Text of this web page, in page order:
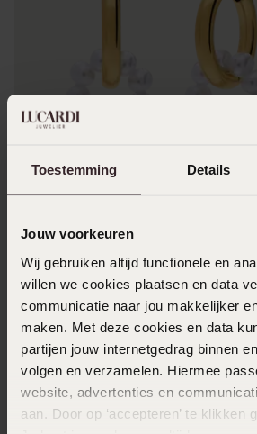
Toestemming Details
Jouw voorkeuren
Wij gebruiken altijd functionele en
willen we cookies plaatsen en data
communicatie naar jou makkelijker
maken. Met deze cookies en data
partijen jouw internetgedrag binnen
volgen en verzamelen. Hiermee
website, advertenties en
aan. Door op ‘accepteren’ te klikken
Stainless steel oorringen met parel
dames
24
Anderen kochten